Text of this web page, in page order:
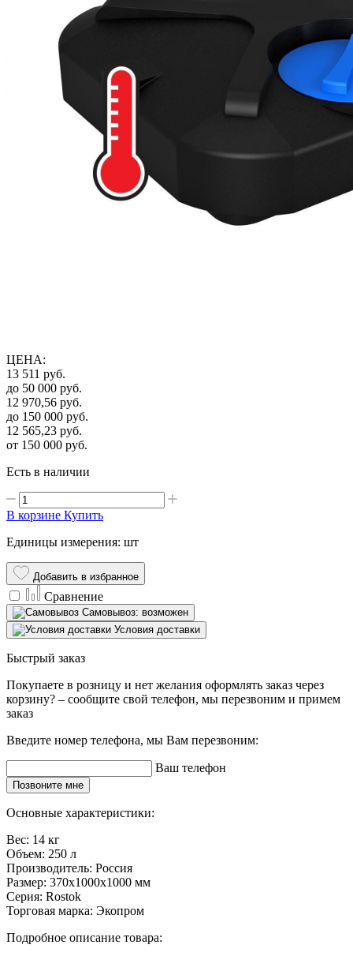
ЦЕНА:
13 511 руб.
до 50 000 руб.
12 970,56 руб.
до 150 000 руб.
12 565,23 руб.
от 150 000 руб.
Есть в наличии
В корзине Купить
Единицы измерения: шт
Добавить в избранное
Сравнение
Самовывоз: возможен
Условия доставки
Быстрый заказ
Покупаете в розницу и нет желания оформлять заказ через
корзину? – сообщите свой телефон, мы перезвоним и примем
заказ
Введите номер телефона, мы Вам перезвоним:
Ваш телефон
Позвоните мне
Основные характеристики:
Вес: 14 кг
Объем: 250 л
Производитель: Россия
Размер: 370x1000x1000 мм
Серия: Rostok
Торговая марка: Экопром
Подробное описание товара: